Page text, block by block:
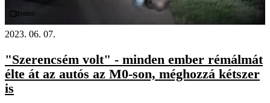
Videó
2023. 06. 07.
"Szerencsém volt" - minden ember rémálmát
élte át az autós az M0-son, méghozzá kétszer
is